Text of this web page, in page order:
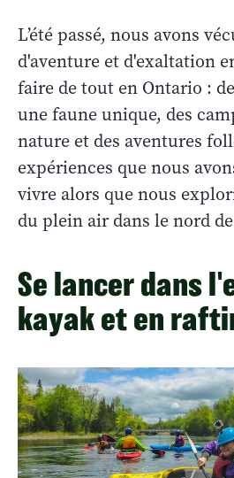
L’été passé, nous avons
d'aventure et d'exaltation
faire de tout en Ontario :
une faune unique, des
nature et des aventures
expériences que nous
vivre alors que nous
du plein air dans le nord
Se lancer dans
kayak et en